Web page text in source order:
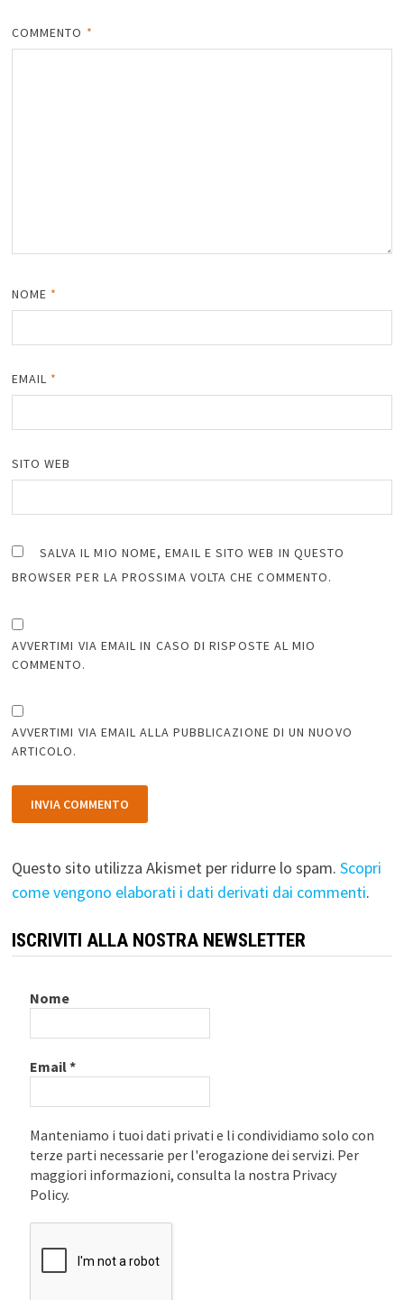
COMMENTO *
NOME *
EMAIL *
SITO WEB
SALVA IL MIO NOME, EMAIL E SITO WEB IN QUESTO
BROWSER PER LA PROSSIMA VOLTA CHE COMMENTO.
AVVERTIMI VIA EMAIL IN CASO DI RISPOSTE AL MIO
COMMENTO.
AVVERTIMI VIA EMAIL ALLA PUBBLICAZIONE DI UN NUOVO
ARTICOLO.
Questo sito utilizza Akismet per ridurre lo spam. Scopri
come vengono elaborati i dati derivati dai commenti.
ISCRIVITI ALLA NOSTRA NEWSLETTER
Nome
Email*
Manteniamo i tuoi dati privati e li condividiamo solo con
terze parti necessarie per l'erogazione dei servizi. Per
maggiori informazioni, consulta la nostra Privacy
Policy.